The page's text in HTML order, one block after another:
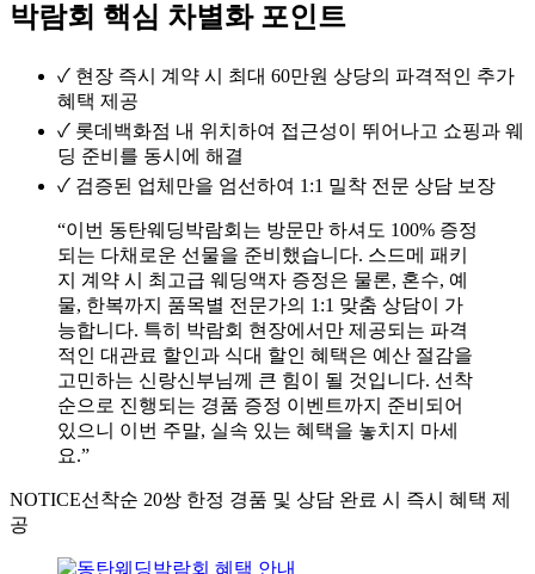
박람회 핵심 차별화 포인트
✓ 현장 즉시 계약 시 최대 60만원 상당의 파격적인 추가
혜택 제공
✓ 롯데백화점 내 위치하여 접근성이 뛰어나고 쇼핑과 웨
딩 준비를 동시에 해결
✓ 검증된 업체만을 엄선하여 1:1 밀착 전문 상담 보장
“이번 동탄웨딩박람회는 방문만 하셔도 100% 증정
되는 다채로운 선물을 준비했습니다. 스드메 패키
지 계약 시 최고급 웨딩액자 증정은 물론, 혼수, 예
물, 한복까지 품목별 전문가의 1:1 맞춤 상담이 가
능합니다. 특히 박람회 현장에서만 제공되는 파격
적인 대관료 할인과 식대 할인 혜택은 예산 절감을
고민하는 신랑신부님께 큰 힘이 될 것입니다. 선착
순으로 진행되는 경품 증정 이벤트까지 준비되어
있으니 이번 주말, 실속 있는 혜택을 놓치지 마세
요.”
NOTICE선착순 20쌍 한정 경품 및 상담 완료 시 즉시 혜택 제
공